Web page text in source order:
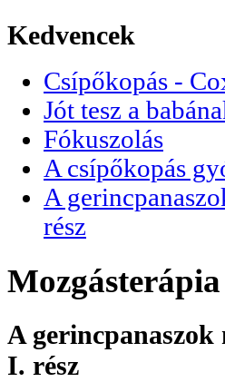
Kedvencek
Csípőkopás -
Jót tesz a
Fókuszolás
A csípőkopás
A
rész
Mozgásterápia
A gerincpanaszok
I. rész